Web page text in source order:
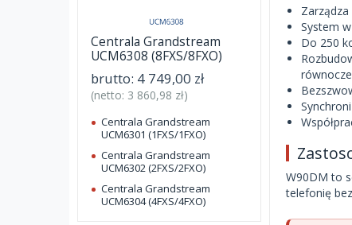
System
Do 250
W90DM to
telefonię
Centrala Grandstream
UCM6308 (8FXS/8FXO)
brutto: 4 749,00 zł
(netto: 3 860,98 zł)
Centrala Grandstream
UCM6301 (1FXS/1FXO)
Centrala Grandstream
UCM6302 (2FXS/2FXO)
Centrala Grandstream
UCM6304 (4FXS/4FXO)